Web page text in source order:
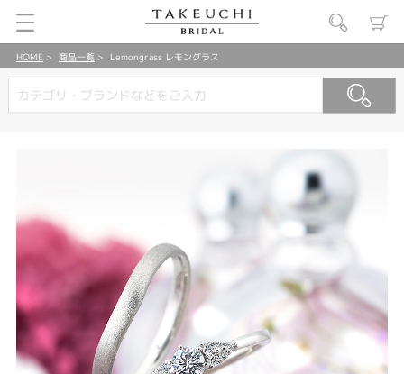
HOME 商品一覧 Lemongrass レモングラス